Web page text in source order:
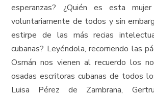
esperanzas? ¿Quién es esta
voluntariamente de todos y sin
estirpe de las más recias
cubanas? Leyéndola, recorriendo las
Osmán nos vienen al recuerdo los
osadas escritoras cubanas de todos
Luisa Pérez de Zambrana,